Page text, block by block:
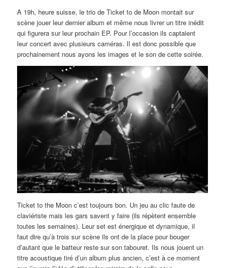
A 19h, heure suisse, le trio de Ticket to de Moon montait sur
scène jouer leur dernier album et même nous livrer un titre inédit
qui figurera sur leur prochain EP. Pour l’occasion ils captaient
leur concert avec plusieurs caméras. Il est donc possible que
prochainement nous ayons les images et le son de cette soirée.
Ticket to the Moon c’est toujours bon. Un jeu au clic faute de
claviériste mais les gars savent y faire (ils répètent ensemble
toutes les semaines). Leur set est énergique et dynamique, il
faut dire qu’à trois sur scène ils ont de la place pour bouger
d’autant que le batteur reste sur son tabouret. Ils nous jouent un
titre acoustique tiré d’un album plus ancien, c’est à ce moment